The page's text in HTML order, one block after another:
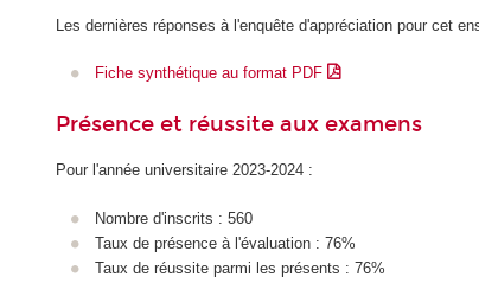
Les dernières réponses à l'enquête d'appréciation pour cet
Fiche synthétique au format PDF
Présence et réussite aux examens
Pour l'année universitaire 2023-2024 :
Nombre d'inscrits : 560
Taux de présence à l'évaluation : 76%
Taux de réussite parmi les présents : 76%